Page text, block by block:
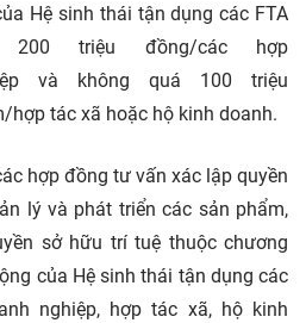
Hệ sinh thái tận dụng các FTA
200 triệu đồng/các hợp
và không quá 100 triệu
tác xã hoặc hộ kinh doanh.
hợp đồng tư vấn xác lập quyền
lý và phát triển các sản phẩm,
sở hữu trí tuệ thuộc chương
của Hệ sinh thái tận dụng các
nghiệp, hợp tác xã, hộ kinh